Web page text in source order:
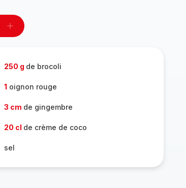
Ajouter
250 g de brocoli
1 oignon rouge
3 cm de gingembre
20 cl de crème de coco
sel